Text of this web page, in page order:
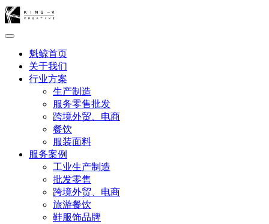
魁鲸首页
关于我们
行业方案
生产制造
服务零售批发
跨境外贸、电商
餐饮
服装面料
服务案例
工业生产制造
批发零售
跨境外贸、电商
旅游餐饮
鞋服饰品牌